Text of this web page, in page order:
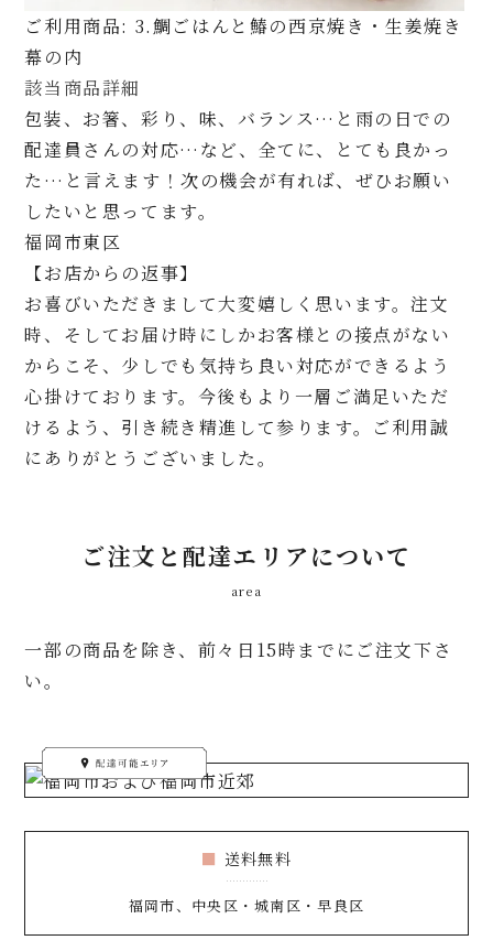
ご利用商品: 3.鯛ごはんと鰆の西京焼き・生姜焼き
幕の内
該当商品詳細
包装、お箸、彩り、味、バランス…と雨の日での
配達員さんの対応…など、全てに、とても良かっ
た…と言えます！次の機会が有れば、ぜひお願い
したいと思ってます。
福岡市東区
【お店からの返事】
お喜びいただきまして大変嬉しく思います。注文
時、そしてお届け時にしかお客様との接点がない
からこそ、少しでも気持ち良い対応ができるよう
心掛けております。今後もより一層ご満足いただ
けるよう、引き続き精進して参ります。ご利用誠
にありがとうございました。
ご注文と配達エリアについて
area
一部の商品を除き、前々日15時までにご注文下さ
い。
送料無料
福岡市、中央区・城南区・早良区